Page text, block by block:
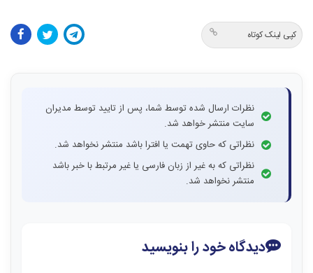
کپی لینک کوتاه
نظرات ارسال شده توسط شما، پس از تایید توسط مدیران
سایت منتشر خواهد شد.
نظراتی که حاوی تهمت یا افترا باشد منتشر نخواهد شد.
نظراتی که به غیر از زبان فارسی یا غیر مرتبط با خبر باشد
منتشر نخواهد شد.
دیدگاه خود را بنویسید